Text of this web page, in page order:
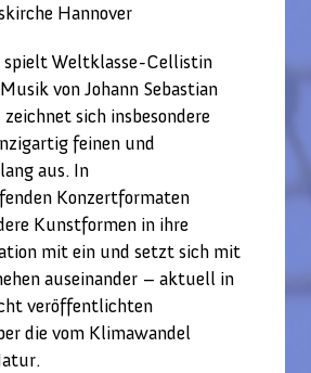
Hannover
spielt Weltklasse-Cellistin
von Johann Sebastian
sich insbesondere
feinen und
aus. In
Konzertformaten
Kunstformen in ihre
mit ein und setzt sich mit
auseinander – aktuell in
veröffentlichten
die vom Klimawandel